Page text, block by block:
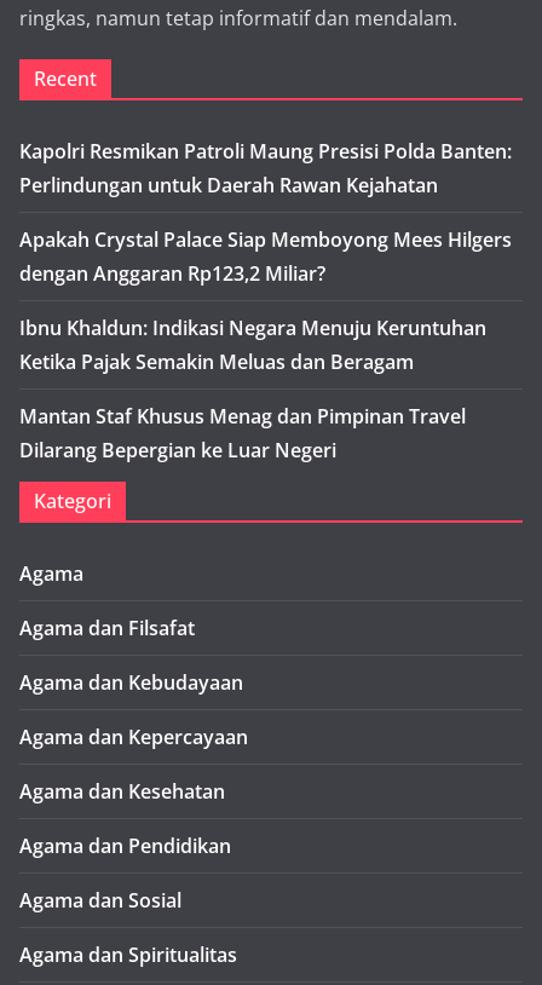
ringkas, namun tetap informatif dan mendalam.
Recent
Kapolri Resmikan Patroli Maung Presisi Polda Banten:
Perlindungan untuk Daerah Rawan Kejahatan
Apakah Crystal Palace Siap Memboyong Mees Hilgers
dengan Anggaran Rp123,2 Miliar?
Ibnu Khaldun: Indikasi Negara Menuju Keruntuhan
Ketika Pajak Semakin Meluas dan Beragam
Mantan Staf Khusus Menag dan Pimpinan Travel
Dilarang Bepergian ke Luar Negeri
Kategori
Agama
Agama dan Filsafat
Agama dan Kebudayaan
Agama dan Kepercayaan
Agama dan Kesehatan
Agama dan Pendidikan
Agama dan Sosial
Agama dan Spiritualitas